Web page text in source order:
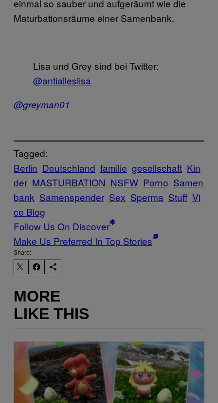
einmal so sauber und aufgeräumt wie die
Maturbationsräume einer Samenbank.
Lisa und Grey sind bei Twitter:
@antialleslisa
@greyman01
Tagged:
Berlin Deutschland familie gesellschaft Kin
der MASTURBATION NSFW Porno Samen
bank Samenspender Sex Sperma Stuff Vi
ce Blog
Follow Us On Discover
Make Us Preferred In Top Stories
Share:
MORE
LIKE THIS